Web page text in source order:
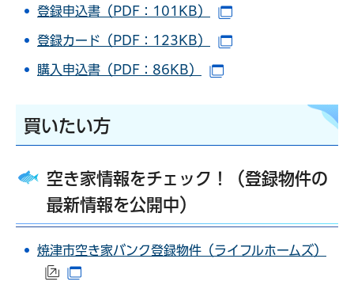
登録申込書（PDF：101KB）
登録カード（PDF：123KB）
購入申込書（PDF：86KB）
買いたい方
空き家情報をチェック！（登録物件の
最新情報を公開中）
焼津市空き家バンク登録物件（ライフルホームズ）
（外部サイトへリンク）